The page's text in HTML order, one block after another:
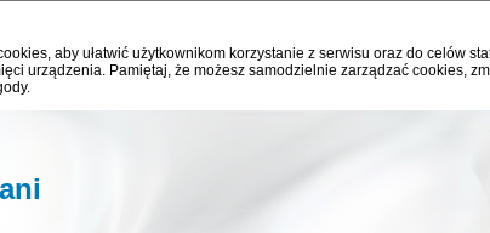
aby ułatwić użytkownikom korzystanie z serwisu oraz do celów
urządzenia. Pamiętaj, że możesz samodzielnie zarządzać cookies,